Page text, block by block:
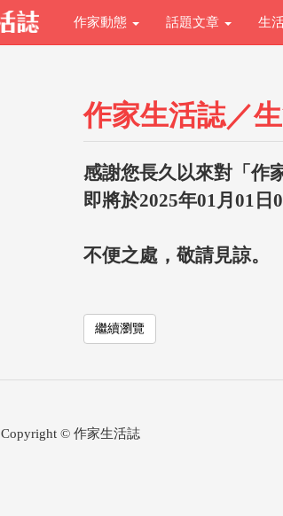
作家動態 話題文章 生
作家生活誌／
感謝您長久以來對「作
即將於2025年01月01
不便之處，敬請見諒。
繼續瀏覽
Copyright © 作家生活誌